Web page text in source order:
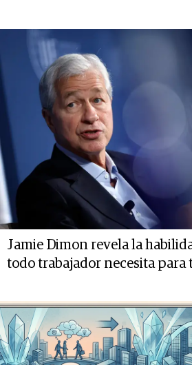
Jamie Dimon revela la
todo trabajador necesita para